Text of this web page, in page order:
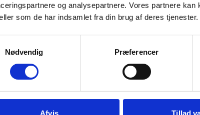
og analysepartnere. Vores partnere
som de har indsamlet fra din brug af deres tjenester.
Nødvendig
Præferencer
Afvis Tillad
Vi beklager ulejligheden. Prøv at
fortsætter, kontakt
Genindlæs siden